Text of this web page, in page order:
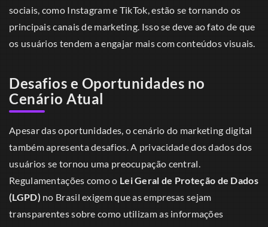
sociais, como Instagram e TikTok, estão se tornando os
principais canais de marketing. Isso se deve ao fato de que
os usuários tendem a engajar mais com conteúdos visuais.
Desafios e Oportunidades no
Cenário Atual
Apesar das oportunidades, o cenário do marketing digital
também apresenta desafios. A privacidade dos dados dos
usuários se tornou uma preocupação central.
Regulamentações como o Lei Geral de Proteção de Dados
(LGPD) no Brasil exigem que as empresas sejam
transparentes sobre como utilizam as informações